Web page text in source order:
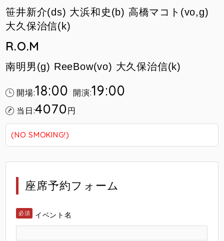
笹井新介(ds) 大浜和史(b) 高橋マコト(vo,g)
大久保治信(k)
R.O.M
南明男(g) ReeBow(vo) 大久保治信(k)
開場:18:00 開演:19:00
当日:4070円
(NO SMOKING!)
座席予約フォーム
イベント名